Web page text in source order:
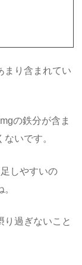
まり含まれてい
の鉄分が含ま
いです。
しやすいの
り過ぎないこと